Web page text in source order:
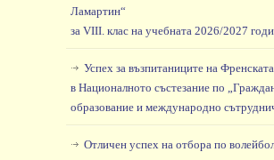
Ламартин“
за VIII. клас на учебната 2026/2027
Успех за възпитаниците на
в Националното състезание по
образование и международно
Отличен успех на отбора по